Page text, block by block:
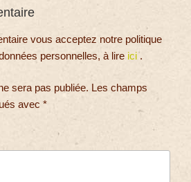
vous acceptez notre politique
personnelles, à lire ici.
sera pas publiée. Les champs
avec *